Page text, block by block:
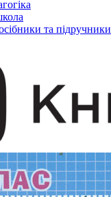
та підручники